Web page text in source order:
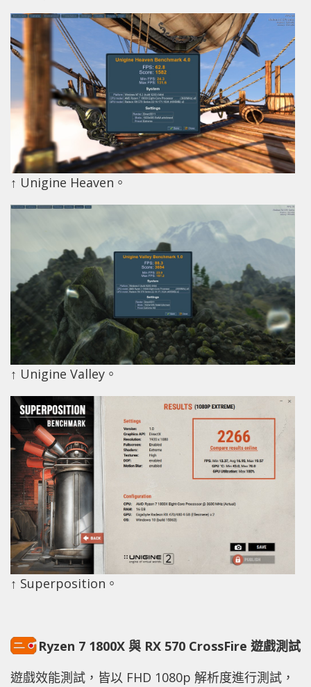
↑ Unigine Heaven。
↑ Unigine Valley。
↑ Superposition。
Ryzen 7 1800X 與 RX 570 CrossFire 遊戲測試
遊戲效能測試，皆以 FHD 1080p 解析度進行測試，